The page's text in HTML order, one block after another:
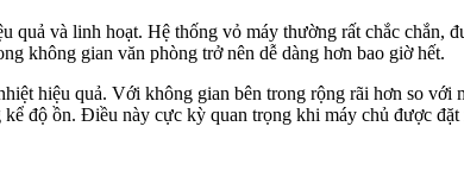
quả và linh hoạt. Hệ thống vỏ máy thường rất chắc
không gian văn phòng trở nên dễ dàng hơn bao giờ hết.
hiệu quả. Với không gian bên trong rộng rãi hơn so
độ ồn. Điều này cực kỳ quan trọng khi máy chủ được